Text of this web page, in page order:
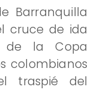
Barranquilla
cruce de ida
la Copa
colombianos
traspié del